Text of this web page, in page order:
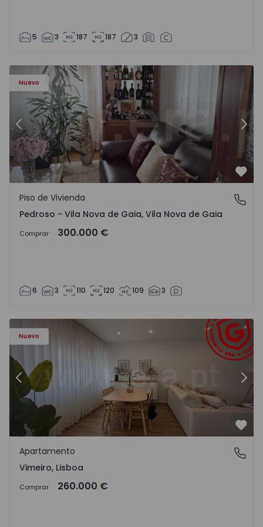
5 3 187 187 3
Nuevo
- 1575635 - 12
Piso de Vivienda T6 Vila Nova de Gaia, Pedroso e
Anterior
Pedroso - Vila Nova de Gaia, Vila Nova de Gaia
Piso de Vivienda
Pedroso - Vila Nova de Gaia, Vila Nova de Gaia
Comprar 300.000 €
6 3 110 120 109 3
Nuevo
Apartamento T1 Lourinhã, Vimeiro - 1575406 - 1
Anterior
Vimeiro, Lisboa
Apartamento
Vimeiro, Lisboa
Comprar 260.000 €